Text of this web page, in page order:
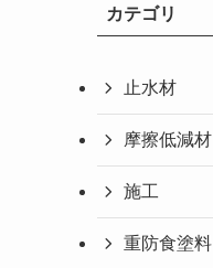
カテゴリ
止水材
摩擦低減材
施工
重防食塗料